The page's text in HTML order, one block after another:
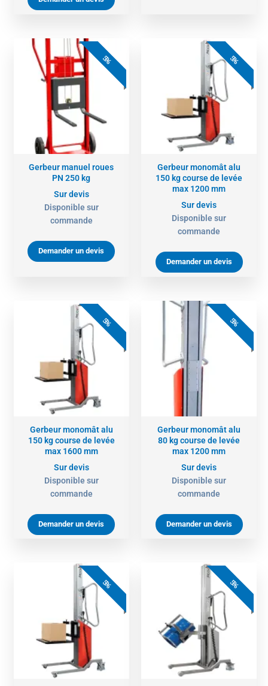
5%
Gerbeur manuel roues
PN 250 kg
Sur devis
Disponible sur
commande
Demander un devis
5%
Gerbeur monomât alu
150 kg course de levée
max 1200 mm
Sur devis
Disponible sur
commande
Demander un devis
5%
Gerbeur monomât alu
150 kg course de levée
max 1600 mm
Sur devis
Disponible sur
commande
Demander un devis
5%
Gerbeur monomât alu
80 kg course de levée
max 1200 mm
Sur devis
Disponible sur
commande
Demander un devis
5% 5%